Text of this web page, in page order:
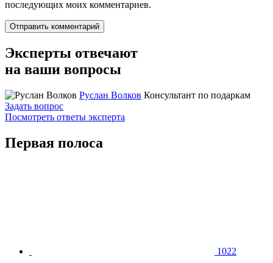
последующих моих комментариев.
Эксперты отвечают
на ваши вопросы
Руслан Волков Консультант по подаркам
Задать вопрос
Посмотреть ответы эксперта
Первая полоса
1022